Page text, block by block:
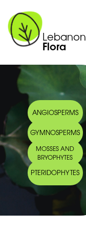
Lebanon
Flora
ANGIOSPERMS
GYMNOSPERMS
MOSSES AND
BRYOPHYTES
PTERIDOPHYTES